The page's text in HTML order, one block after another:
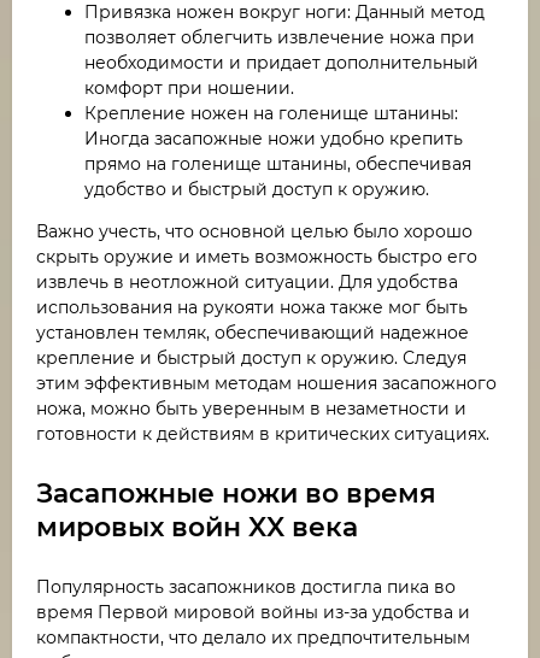
Привязка ножен вокруг ноги: Данный метод
позволяет облегчить извлечение ножа при
необходимости и придает дополнительный
комфорт при ношении.
Крепление ножен на голенище штанины:
Иногда засапожные ножи удобно крепить
прямо на голенище штанины, обеспечивая
удобство и быстрый доступ к оружию.
Важно учесть, что основной целью было хорошо
скрыть оружие и иметь возможность быстро его
извлечь в неотложной ситуации. Для удобства
использования на рукояти ножа также мог быть
установлен темляк, обеспечивающий надежное
крепление и быстрый доступ к оружию. Следуя
этим эффективным методам ношения засапожного
ножа, можно быть уверенным в незаметности и
готовности к действиям в критических ситуациях.
Засапожные ножи во время
мировых войн XX века
Популярность засапожников достигла пика во
время Первой мировой войны из-за удобства и
компактности, что делало их предпочтительным